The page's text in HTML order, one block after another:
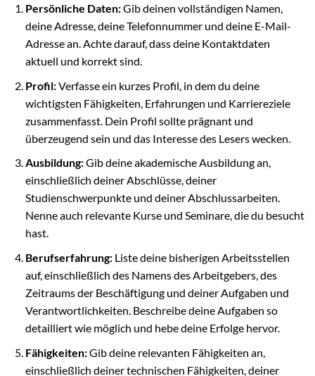
Persönliche Daten:Gib deinen vollständigen Namen,
deine Adresse, deine Telefonnummer und deine E-Mail-
Adresse an. Achte darauf, dass deine Kontaktdaten
aktuell und korrekt sind.
Profil:Verfasse ein kurzes Profil, in dem du deine
wichtigsten Fähigkeiten, Erfahrungen und Karriereziele
zusammenfasst. Dein Profil sollte prägnant und
überzeugend sein und das Interesse des Lesers wecken.
Ausbildung:Gib deine akademische Ausbildung an,
einschließlich deiner Abschlüsse, deiner
Studienschwerpunkte und deiner Abschlussarbeiten.
Nenne auch relevante Kurse und Seminare, die du besucht
hast.
Berufserfahrung:Liste deine bisherigen Arbeitsstellen
auf, einschließlich des Namens des Arbeitgebers, des
Zeitraums der Beschäftigung und deiner Aufgaben und
Verantwortlichkeiten. Beschreibe deine Aufgaben so
detailliert wie möglich und hebe deine Erfolge hervor.
Fähigkeiten:Gib deine relevanten Fähigkeiten an,
einschließlich deiner technischen Fähigkeiten, deiner